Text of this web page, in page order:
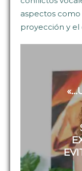
aspectos como
proyección y